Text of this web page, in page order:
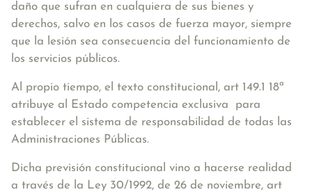
daño que sufran en cualquiera de sus bienes y
derechos, salvo en los casos de fuerza mayor, siempre
que la lesión sea consecuencia del funcionamiento de
los servicios públicos.
Al propio tiempo, el texto constitucional, art 149.1 18ª
atribuye al Estado competencia exclusiva para
establecer el sistema de responsabilidad de todas las
Administraciones Públicas.
Dicha previsión constitucional vino a hacerse realidad
a través de la Ley 30/1992, de 26 de noviembre, art